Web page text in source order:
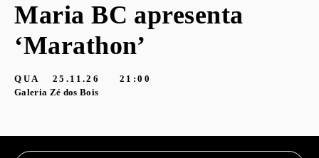
Maria BC apresenta
‘Marathon’
QUA 25.11.26
21:00
Galeria Zé dos Bois